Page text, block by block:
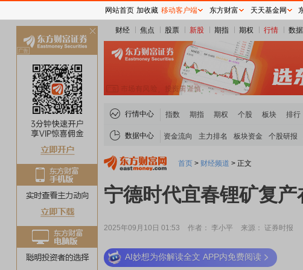
财经 焦点 股票 新股 期指 期权 行情 数据
行情中心 指数 期指 期权 个股 板块 排行
数据中心 资金流向 主力排名 板块资金 个股研报
首页 > 财经频道 > 正文
宁德时代宜春锂矿复
2025年09月10日 01:53 作者： 李小平 来源： 证券时报
AI妙想为你解读全文 APP内免费阅读
稀土板块领涨
网站首页 加收藏 移动客户端 东方财富 天天基金网
关